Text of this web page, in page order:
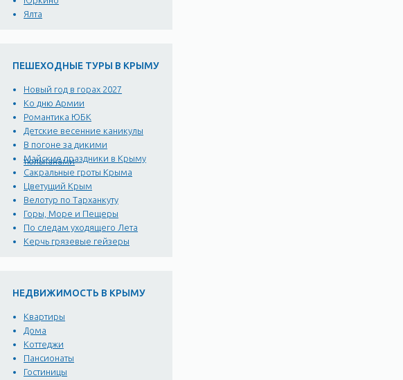
Ялта
ПЕШЕХОДНЫЕ ТУРЫ В КРЫМУ
Новый год в горах 2027
Ко дню Армии
Романтика ЮБК
Детские весенние каникулы
В погоне за дикими
тюльпанами
Майские праздники в Крыму
Сакральные гроты Крыма
Цветущий Крым
Велотур по Тарханкуту
Горы, Море и Пещеры
По следам уходящего Лета
Керчь грязевые гейзеры
НЕДВИЖИМОСТЬ В КРЫМУ
Квартиры
Дома
Коттеджи
Пансионаты
Гостиницы